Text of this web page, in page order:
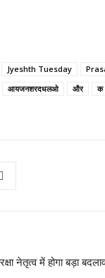
Jyeshth Tuesday
आयजनशरदधलओ और क
रक्षा नेतृत्व में होगा बड़ा